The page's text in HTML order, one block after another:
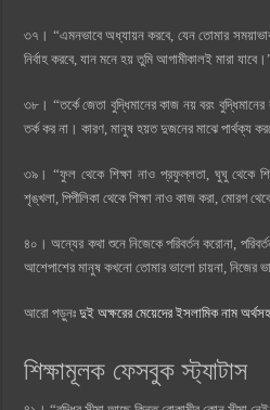
৩৭। “এমনভাবে অধ্যায়ন করবে, যেন তোমার সময়াভাব
নির্বাহ করবে, যান মনে হয় তুমি আগামীকালই মারা
৩৮। “তর্কে জেতা বুদ্ধিমানের কাজ নয় বরং
তর্ক কর না। কারণ, মানুষ হয়ত দুজনের মাঝে পার্থক্য
৩৯। “ফুল থেকে শিক্ষা নাও প্রফুল্লতা, ঘুঘু থেকে
শৃঙ্খলা, পিপীলিকা থেকে শিক্ষা নাও কাজ করা, মোরগ
৪০। অন্যের কথা শুনে নিজেকে পরিবর্তন করোনা,
আশেপাশের মানুষ কখনো তোমার ভালো চায়না, নিজের
আরাে পড়ুনঃদুই অক্ষরের মেয়েদের ইসলামিক নাম অর্থসহ
শিক্ষামূলক ফেসবুক স্ট্যাটাস